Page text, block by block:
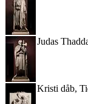
Judas
Kristi dåb,